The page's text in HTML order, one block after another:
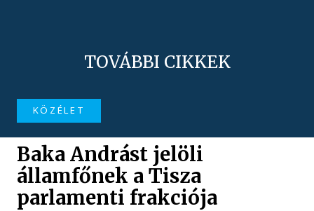
TOVÁBBI CIKKEK
KÖZÉLET
Baka Andrást jelöli
államfőnek a Tisza
parlamenti frakciója